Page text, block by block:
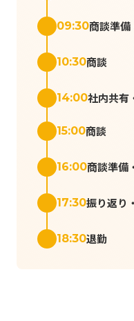
09:30商談準備
10:30商談
14:00社内共有
15:00商談
16:00商談準備
17:30振り返り
18:30退勤